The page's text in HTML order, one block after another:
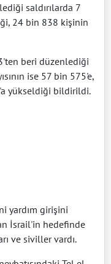
saldırılarda 7
24 bin 838 kişinin
beri düzenlediği
ise 57 bin 575'e,
yükseldiği bildirildi.
yardım girişini
İsrail'in hedefinde
ve siviller vardı.